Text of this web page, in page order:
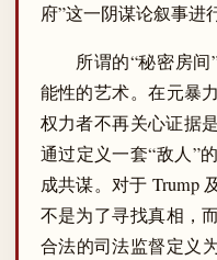
府”这一阴谋论叙事进
所谓的“秘密房
能性的艺术。在元暴
权力者不再关心证据
通过定义一套“敌人”
成共谋。对于 Trump
不是为了寻找真相，
合法的司法监督定义